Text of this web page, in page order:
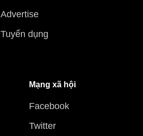
Advertise
Tuyển dụng
Mạng xã hội
Facebook
Twitter